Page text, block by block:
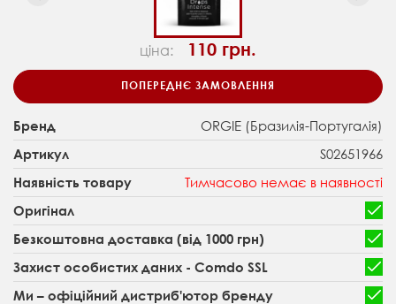
ціна: 110 грн.
ПОПЕРЕДНЄ ЗАМОВЛЕННЯ
Бренд ORGIE (Бразилія-Португалія)
Артикул S02651966
Наявність товару Тимчасово немає в наявності
Оригінал
Безкоштовна доставка (від 1000 грн)
Захист особистих даних - Comdo SSL
Ми – офіційний дистриб'ютор бренду